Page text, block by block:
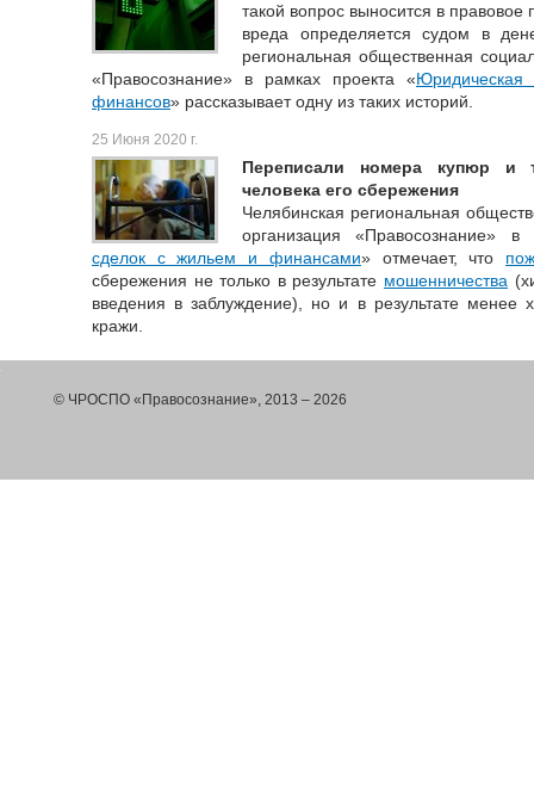
такой вопрос выносится в
вреда определяется судом в
региональная общественная
«Правосознание» в рамках проекта «
финансов» рассказывает одну из таких историй.
25 Июня 2020 г.
Переписали номера купюр и
человека его сбережения
Челябинская региональная
организация «Правосознание»
сделок с жильем и финансами» отмечает, что
сбережения не только в результате мошенничества
введения в заблуждение), но и в результате менее
кражи.
© ЧРОСПО «Правосознание», 2013 – 2026